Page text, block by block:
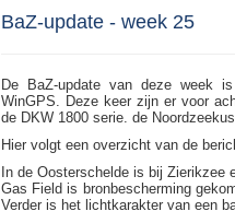
BaZ-update - week 25
De BaZ-update van deze week
WinGPS. Deze keer zijn er voor
de DKW 1800 serie. de
Hier volgt een overzicht van de
In de Oosterschelde is bij Zierikzee
Gas Field is bronbescherming
Verder is het lichtkarakter van een